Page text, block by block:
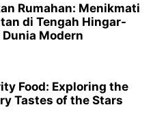
Rumahan: Menikmati
di Tengah Hingar-
Modern
Food: Exploring the
Tastes of the Stars